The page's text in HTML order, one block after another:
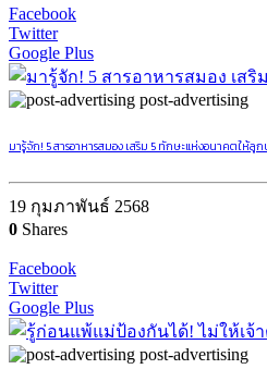
Facebook
Twitter
Google Plus
post-advertising
มารู้จัก! 5 สารอาหารสมอง เสริม 5 ทักษะแห่งอนาคตให้ลูก
19 กุมภาพันธ์ 2568
0 Shares
Facebook
Twitter
Google Plus
post-advertising